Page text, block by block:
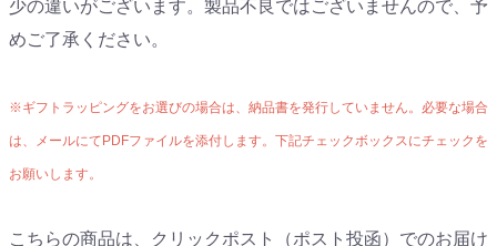
少の違いがございます。製品不良ではございませんので、予
めご了承ください。
※ギフトラッピングをお選びの場合は、納品書を発行していません。必要な場合
は、メールにてPDFファイルを添付します。下記チェックボックスにチェックを
お願いします。
こちらの商品は、クリックポスト（ポスト投函）でのお届け